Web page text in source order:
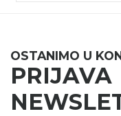
OSTANIMO U